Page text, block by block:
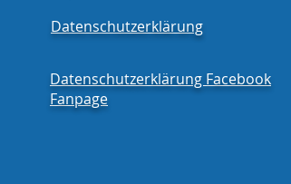
Datenschutzerklärung
Datenschutzerklärung Facebook
Fanpage